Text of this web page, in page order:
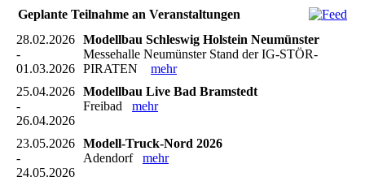
Geplante Teilnahme an Veranstaltungen
28.02.2026
-
01.03.2026
Modellbau Schleswig Holstein Neumünster
Messehalle Neumünster Stand der IG-STÖR-
PIRATEN mehr
25.04.2026
-
26.04.2026
Modellbau Live Bad Bramstedt
Freibad mehr
23.05.2026
-
24.05.2026
Modell-Truck-Nord 2026
Adendorf mehr